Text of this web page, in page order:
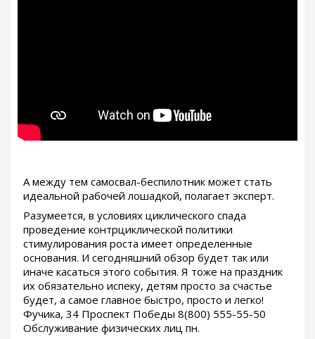
А между тем самосвал-беспилотник может стать
идеальной рабочей лошадкой, полагает эксперт.
Разумеется, в условиях циклического спада
проведение контрциклической политики
стимулирования роста имеет определенные
основания. И сегодняшний обзор будет так или
иначе касаться этого события. Я тоже на праздник
их обязательно испеку, детям просто за счастье
будет, а самое главное быстро, просто и легко!
Фучика, 34 Проспект Победы 8(800) 555-55-50
Обслуживание физических лиц пн.